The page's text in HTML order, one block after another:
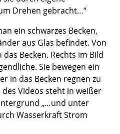
Drehen gebracht…“
ein schwarzes Becken,
aus Glas befindet. Von
Becken. Rechts im Bild
Sie bewegen ein
in das Becken regnen zu
Videos steht in weißer
„…und unter
Wasserkraft Strom